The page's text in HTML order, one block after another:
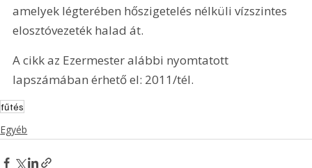
amelyek légterében hőszigetelés nélküli vízszintes
elosztóvezeték halad át.
A cikk az Ezermester alábbi nyomtatott
lapszámában érhető el: 2011/tél.
fűtés
Egyéb